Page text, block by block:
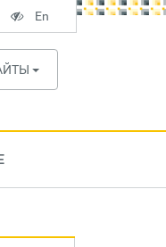
Версия
для
слабовидящих
En
English